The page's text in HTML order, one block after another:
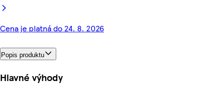
Cena je platná do 24. 8. 2026
Popis produktu
Hlavné výhody